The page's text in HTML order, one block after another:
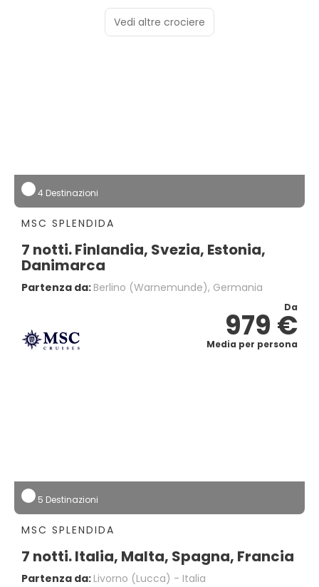
Vedi altre crociere
4 Destinazioni
MSC SPLENDIDA
7 notti. Finlandia, Svezia, Estonia,
Danimarca
Partenza da: Berlino (warnemunde), Germania
Da
979 €
Media per persona
5 Destinazioni
MSC SPLENDIDA
7 notti. Italia, Malta, Spagna, Francia
Partenza da: Livorno (lucca) - Italia